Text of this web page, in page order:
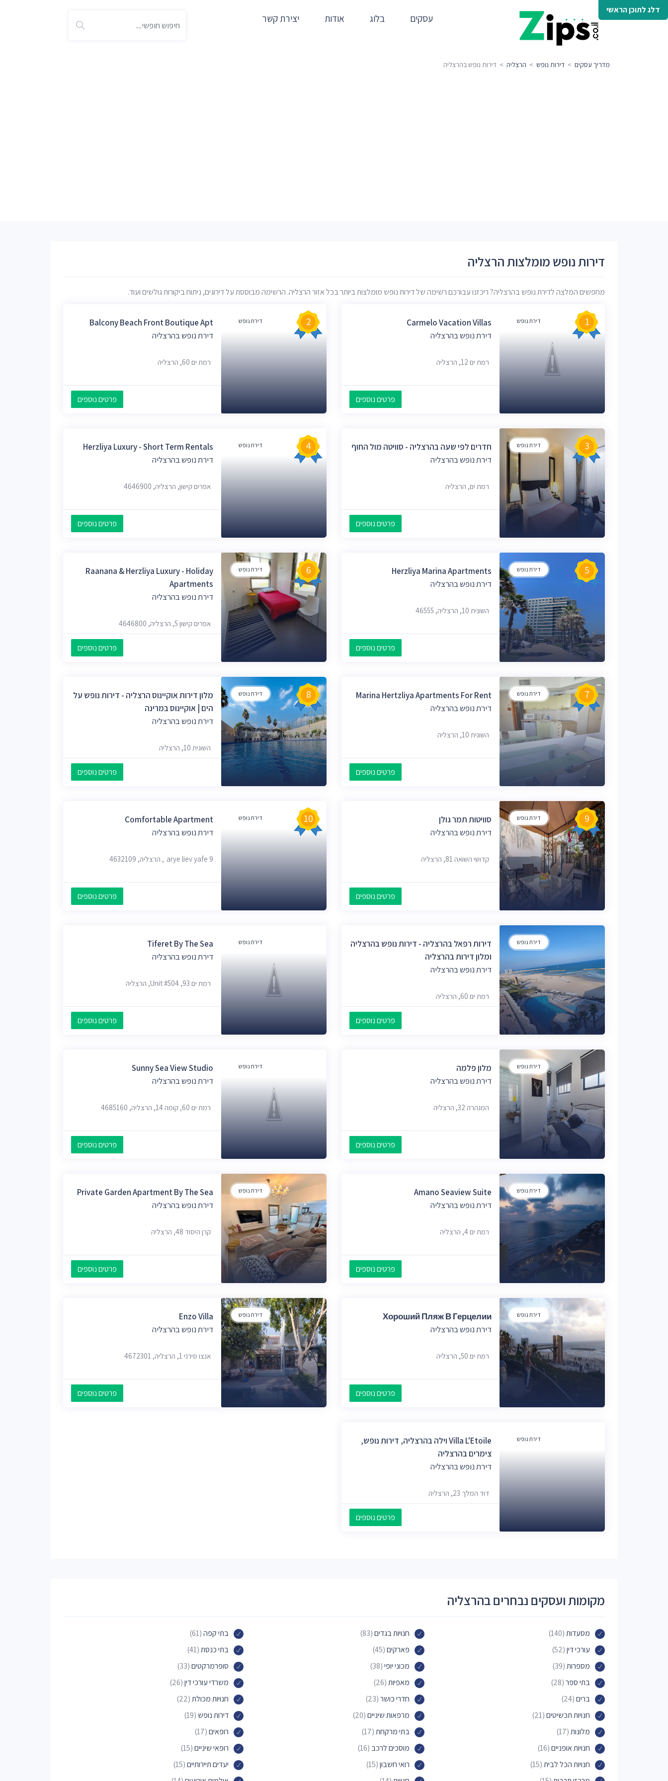
דלג לתוכן הראשי
עסקים בלוג אודות יצירת קשר
מדריך עסקים > דירות נופש > הרצליה > דירות נופש בהרצליה
דירות נופש מומלצות הרצליה
מחפשים המלצה לדירת נופש בהרצליה? ריכזנו עבורכם רשימה של דירות נופש מומלצות ביותר בכל אזור הרצליה. הרשימה מבוססת על דירוגים, ניתוח ביקורות גולשים ועוד.
דירת נופש 1
Carmelo Vacation Villas
דירת נופש בהרצליה
רמת ים 12, הרצליה
פרטים נוספים
דירת נופש 2
Balcony Beach Front Boutique Apt
דירת נופש בהרצליה
רמת ים 60, הרצליה
פרטים נוספים
דירת נופש 3
חדרים לפי שעה בהרצליה - סוויטה מול החוף
דירת נופש בהרצליה
רמת ים, הרצליה
פרטים נוספים
דירת נופש 4
Herzliya Luxury - Short Term Rentals
דירת נופש בהרצליה
אפרים קישון, הרצליה, 4646900
פרטים נוספים
דירת נופש 5
Herzliya Marina Apartments
דירת נופש בהרצליה
השונית 10, הרצליה, 46555
פרטים נוספים
דירת נופש 6
Raanana & Herzliya Luxury - Holiday
Apartments
דירת נופש בהרצליה
אפרים קישון 5, הרצליה, 4646800
פרטים נוספים
דירת נופש 7
Marina Hertzliya Apartments For Rent
דירת נופש בהרצליה
השונית 10, הרצליה
פרטים נוספים
דירת נופש 8
מלון דירות אוקיינוס הרצליה - דירות נופש על
הים | אוקיינוס במרינה
דירת נופש בהרצליה
השונית 10, הרצליה
פרטים נוספים
דירת נופש 9
סוויטות תמר גולן
דירת נופש בהרצליה
קדושי השואה 81, הרצליה
פרטים נוספים
דירת נופש 10
Comfortable Apartment
דירת נופש בהרצליה
arye liev yafe 9, הרצליה, 4632109
פרטים נוספים
דירת נופש
דירות רפאל בהרצליה - דירות נופש בהרצליה
ומלון דירות בהרצליה
דירת נופש בהרצליה
רמת ים 60, הרצליה
פרטים נוספים
דירת נופש
Tiferet By The Sea
דירת נופש בהרצליה
רמת ים 93, Unit #504, הרצליה
פרטים נוספים
דירת נופש
מלון פלמה
דירת נופש בהרצליה
המנהרה 32, הרצליה
פרטים נוספים
דירת נופש
Sunny Sea View Studio
דירת נופש בהרצליה
רמת ים 60, קומה 14, הרצליה, 4685160
פרטים נוספים
דירת נופש
Amano Seaview Suite
דירת נופש בהרצליה
רמת ים 4, הרצליה
פרטים נוספים
דירת נופש
Private Garden Apartment By The Sea
דירת נופש בהרצליה
קרן היסוד 48, הרצליה
פרטים נוספים
דירת נופש
Хороший Пляж В Герцелии
דירת נופש בהרצליה
רמת ים 50, הרצליה
פרטים נוספים
דירת נופש
Enzo Villa
דירת נופש בהרצליה
אנצו סירני 1, הרצליה, 4672301
פרטים נוספים
דירת נופש
Villa L'Etoile וילה בהרצליה, דירות נופש,
צימרים בהרצליה
דירת נופש בהרצליה
דוד המלך 23, הרצליה
פרטים נוספים
מקומות ועסקים נבחרים בהרצליה
מסעדות(140) חנויות בגדים(83) בתי קפה(61)
עורכי דין(52) פארקים(45) בתי כנסת(41)
מספרות(39) מכוני יופי(38) סופרמרקטים(33)
בתי ספר(28) מאפיות(26) משרדי עורכי דין(26)
ברים(24) חדרי כושר(23) חנויות מכולת(22)
חנויות תכשיטים(21) מרפאות שיניים(20) דירות נופש (19)
מלונות(17) בתי מרקחת(17) רופאים(17)
חנויות אופניים(16) מוסכים לרכב (16) רופאי שיניים(15)
חנויות הכל לבית(15) רואי חשבון(15) יעדים תיירותיים(15)